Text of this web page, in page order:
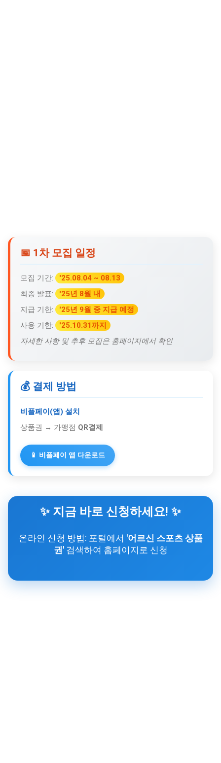
📅 1차 모집 일정
모집 기간:
'25.08.04 ~ 08.13
최종 발표:
'25년 8월 내
지급 기한:
'25년 9월 중 지급 예정
사용 기한:
'25.10.31까지
자세한 사항 및 추후 모집은 홈페이지에서 확인
💰 결제 방법
비플페이(앱) 설치
상품권 → 가맹점 QR결제
📱 비플페이 앱 다운로드
✨ 지금 바로 신청하세요! ✨
온라인 신청 방법: 포털에서 '어르신 스포츠 상품
권'검색하여 홈페이지로 신청